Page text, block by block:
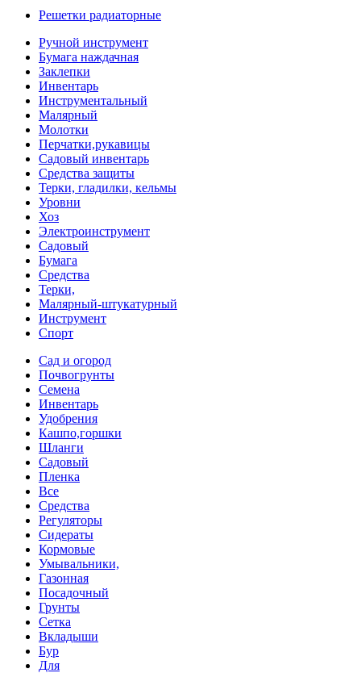
Решетки радиаторные
Ручной инструмент
Бумага наждачная
Заклепки
Инвентарь
Инструментальный
Малярный
Молотки
Перчатки,рукавицы
Садовый инвентарь
Средства защиты
Терки, гладилки, кельмы
Уровни
Хоз
Электроинструмент
Садовый
Бумага
Средства
Терки,
Малярный-штукатурный
Инструмент
Спорт
Сад и огород
Почвогрунты
Семена
Инвентарь
Удобрения
Кашпо,горшки
Шланги
Садовый
Пленка
Все
Средства
Регуляторы
Сидераты
Кормовые
Умывальники,
Газонная
Посадочный
Грунты
Сетка
Вкладыши
Бур
Для